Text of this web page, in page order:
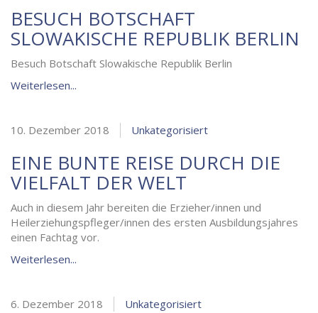
BESUCH BOTSCHAFT
SLOWAKISCHE REPUBLIK BERLIN
Besuch Botschaft Slowakische Republik Berlin
Weiterlesen...
10. Dezember 2018 Unkategorisiert
EINE BUNTE REISE DURCH DIE
VIELFALT DER WELT
Auch in diesem Jahr bereiten die Erzieher/innen und
Heilerziehungspfleger/innen des ersten Ausbildungsjahres
einen Fachtag vor.
Weiterlesen...
6. Dezember 2018 Unkategorisiert